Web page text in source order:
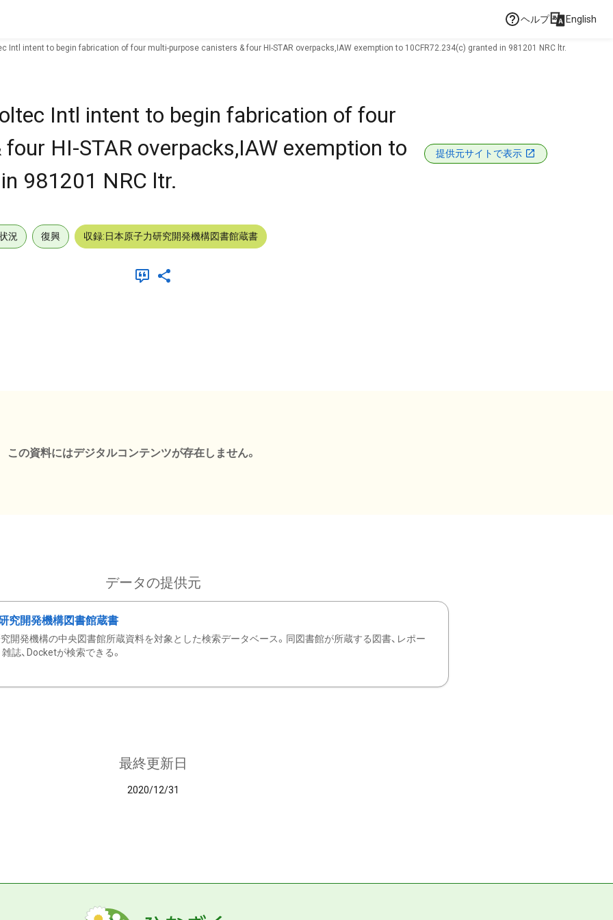
ヘルプ English
Intl intent to begin fabrication of four multi-purpose canisters & four HI-STAR overpacks,IAW exemption to 10CFR72.234(c) granted in 981201 NRC ltr.
Intl intent to begin fabrication of four
HI-STAR overpacks,IAW exemption to
981201 NRC ltr.
提供元サイトで表示
況 復興 収録:日本原子力研究開発機構図書館蔵書
この資料にはデジタルコンテンツが存在しません。
データの提供元
究開発機構図書館蔵書
開発機構の中央図書館所蔵資料を対象とした検索データベース。同図書館が所蔵する図書、レポー
雑誌、Docketが検索できる。
最終更新日
2020/12/31